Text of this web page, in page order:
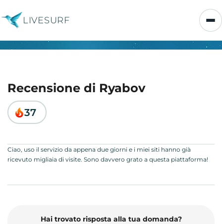
LIVESURF
Recensione di Ryabov
37
Ciao, uso il servizio da appena due giorni e i miei siti hanno già
ricevuto migliaia di visite. Sono davvero grato a questa piattaforma!
Hai trovato risposta alla tua domanda?